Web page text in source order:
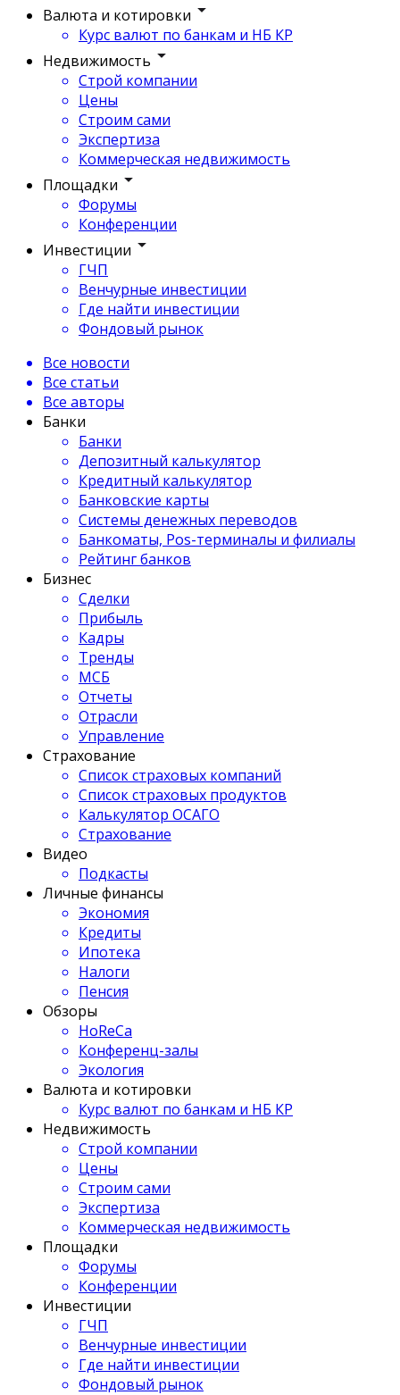
Валюта и котировки
Курс валют по банкам и НБ КР
Недвижимость
Строй компании
Цены
Строим сами
Экспертиза
Коммерческая недвижимость
Площадки
Форумы
Конференции
Инвестиции
ГЧП
Венчурные инвестиции
Где найти инвестиции
Фондовый рынок
Все новости
Все статьи
Все авторы
Банки
Банки
Депозитный калькулятор
Кредитный калькулятор
Банковские карты
Системы денежных переводов
Банкоматы, Pos-терминалы и филиалы
Рейтинг банков
Бизнес
Сделки
Прибыль
Кадры
Тренды
МСБ
Отчеты
Отрасли
Управление
Страхование
Список страховых компаний
Список страховых продуктов
Калькулятор ОСАГО
Страхование
Видео
Подкасты
Личные финансы
Экономия
Кредиты
Ипотека
Налоги
Пенсия
Обзоры
HoReCa
Конференц-залы
Экология
Валюта и котировки
Курс валют по банкам и НБ КР
Недвижимость
Строй компании
Цены
Строим сами
Экспертиза
Коммерческая недвижимость
Площадки
Форумы
Конференции
Инвестиции
ГЧП
Венчурные инвестиции
Где найти инвестиции
Фондовый рынок